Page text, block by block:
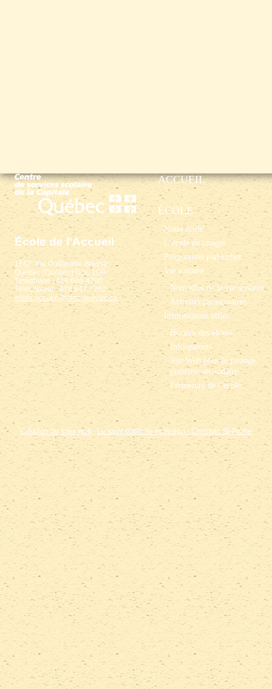
École de l'Accueil
1587, rue Guillaume-Bresse
Québec (Québec) G3E 1G9
Téléphone : 418 686-4708
Télécopieur : 418 847-7282
ecole.accueil@cssc.gouv.qc.ca
ACCUEIL
ÉCOLE
Notre école
L’école en images
Programme particulier
Vie scolaire
Nouvelles de la vie scolaire
Activités parascolaires
Informations utiles
Horaire des élèves
Info-parents
Site Web pour le passage
primaire-secondaire.
Fermeture de l’école
Création de sites web : Le saint publicité et design - Christian St-Pierre